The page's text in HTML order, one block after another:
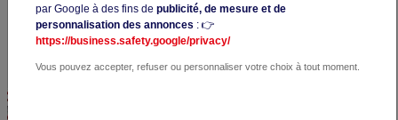
premier coup ? Alors, découvrez les pièges à éviter
absolument pour transformer votre préparation en une
stratégie gagnante. Suivez nos conseils et abordez
l'examen avec une confiance inébranlable !
par Google à des fins de publicité, de mesure et de
personnalisation des annonces : 👉
https://business.safety.google/privacy/
Vous pouvez accepter, refuser ou personnaliser votre choix à tout moment.